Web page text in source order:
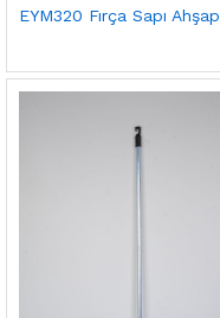
EYM320 Fırça Sapı Ahşap